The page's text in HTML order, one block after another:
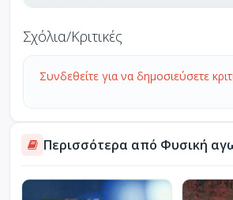
Σχόλια/Κριτικές
Συνδεθείτε για να δημοσιεύσετε
Περισσότερα από Φυσική